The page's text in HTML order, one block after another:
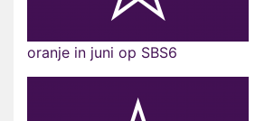
oranje in juni op SBS6